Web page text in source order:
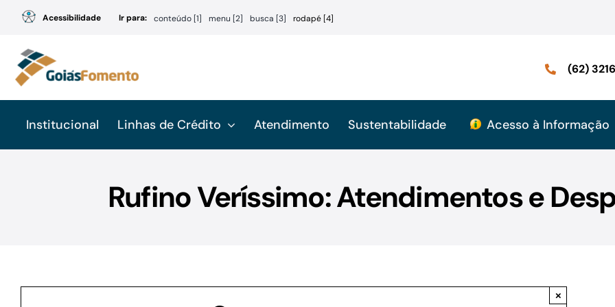
conteúdo
Acessibilidade Ir para: conteúdo [1] menu [2] busca [3] rodapé [4]
(62)
Institucional Linhas de Crédito Atendimento Sustentabilidade Acesso à Informação
Rufino Veríssimo: Atendimentos e
×